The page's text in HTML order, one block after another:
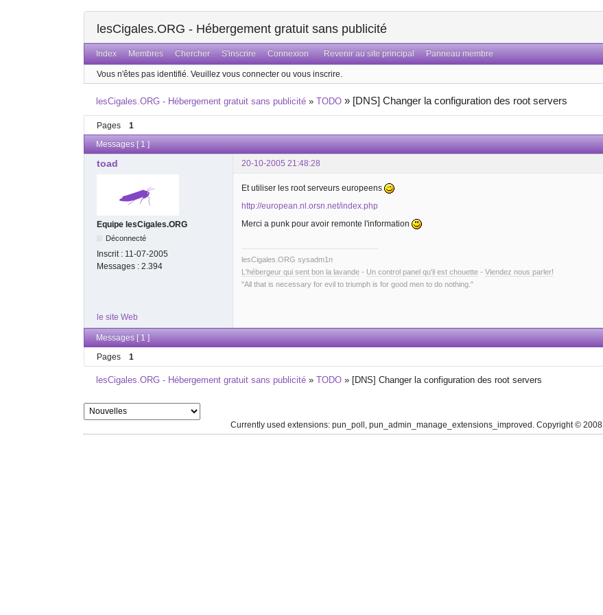
lesCigales.ORG - Hébergement gratuit sans publicité
Index Membres Chercher S'inscrire Connexion Revenir au site principal Panneau membre
Vous n'êtes pas identifié. Veuillez vous connecter ou vous inscrire.
lesCigales.ORG - Hébergement gratuit sans publicité »TODO » [DNS] Changer la configuration des root servers
Pages 1
Messages [ 1 ]
toad 20-10-2005 21:48:28
Equipe lesCigales.ORG
Déconnecté
Inscrit : 11-07-2005
Messages : 2.394
Et utiliser les root serveurs europeens
http://european.nl.orsn.net/index.php
Merci a punk pour avoir remonte l'information
lesCigales.ORG sysadm1n
L'hébergeur qui sent bon la lavande - Un control panel qu'il est chouette - Viendez nous parler!
"All that is necessary for evil to triumph is for good men to do nothing."
le site Web
Messages [ 1 ]
Pages
1
lesCigales.ORG - Hébergement gratuit sans publicité »TODO » [DNS] Changer la configuration des root servers
Currently used extensions: pun_poll, pun_admin_manage_extensions_improved. Copyright © 2008